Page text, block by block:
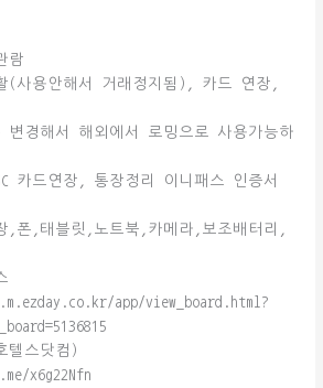
람
(사용안해서 거래정지됨), 카드 연장,
경해서 해외에서 로밍으로 사용가능하
카드연장, 통장정리 이니패스 인증서
,폰,태블릿,노트북,카메라,보조배터리,
app/view_board.html?
텔스닷컴)
x6g22Nfn